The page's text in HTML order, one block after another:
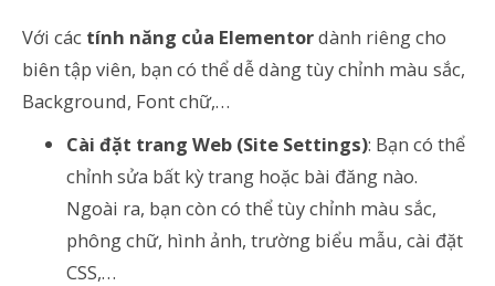
Với các tính năng của Elementordành riêng cho
biên tập viên, bạn có thể dễ dàng tùy chỉnh màu sắc,
Background, Font chữ,…
Cài đặt trang Web (Site Settings): Bạn có thể
chỉnh sửa bất kỳ trang hoặc bài đăng nào.
Ngoài ra, bạn còn có thể tùy chỉnh màu sắc,
phông chữ, hình ảnh, trường biểu mẫu, cài đặt
CSS,…